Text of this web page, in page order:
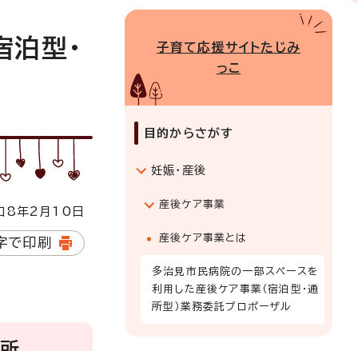
型・
年2月10日
で印刷
子育て応援サイトたじみ
っこ
目的からさがす
妊娠・産後
産後ケア事業
産後ケア事業とは
多治見市民病院の一部スペースを
利用した産後ケア事業（宿泊型・通
所型）業務委託プロポーザル